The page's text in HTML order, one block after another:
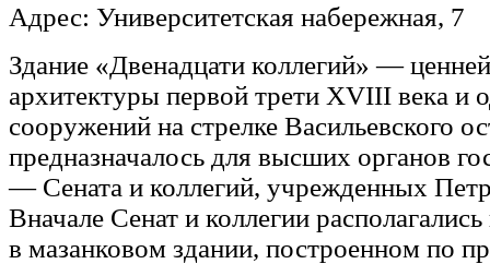
Адрес: Университетская набережная, 7
Здание «Двенадцати коллегий» —
архитектуры первой трети XVIII века и
сооружений на стрелке Васильевского
предназначалось для высших органов
— Сената и коллегий, учрежденных
Вначале Сенат и коллегии
в мазанковом здании, построенном по